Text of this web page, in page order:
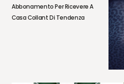
Abbonamento Per Ricevere A
Casa Collant Di Tendenza